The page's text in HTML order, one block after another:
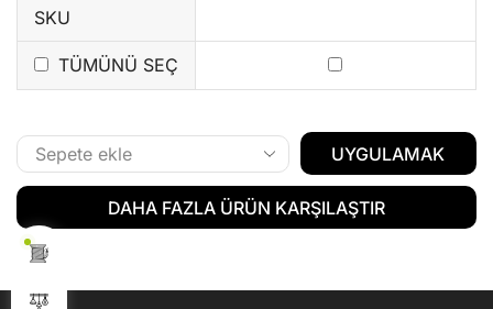
SKU
TÜMÜNÜ SEÇ
UYGULAMAK
DAHA FAZLA ÜRÜN KARŞILAŞTIR